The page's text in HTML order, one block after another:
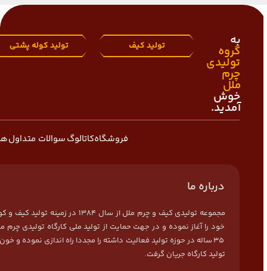
به
گروه
تولیدی
چرم
ملل
خوش
آمدید.
تولید کیف تولید کوله پشتی
فروشگاهکاتالوگسوالات متداول
درباره ما
مجموعه تولیدی کیف و چرم ملل از سال 1384 در
خود را آغاز نموده و در جهت حمایت از تولید ملی کارگاه تولیدی چرم
35 ساله در حوزه تولید فعالیت داشته را مجددا راه اندازی نموده و
تولید کارگاه جریان گرفت.